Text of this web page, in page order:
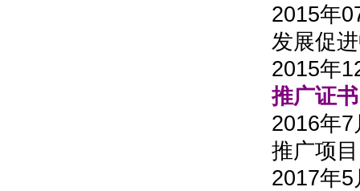
2015年
发展促
2015年
推广证书
2016年
推广项
2017年